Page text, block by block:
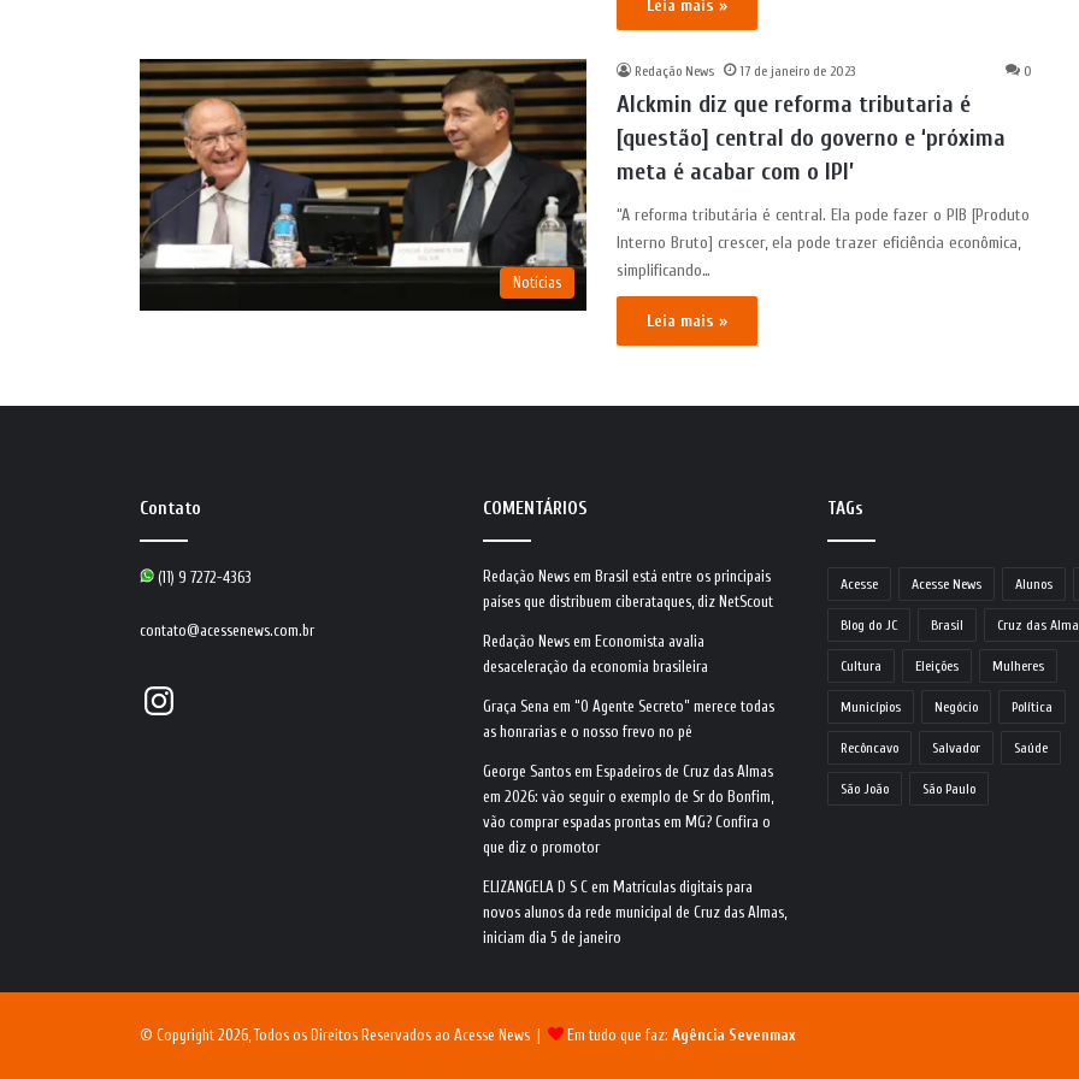
Leia mais »
Notícias
Redação News 17 de janeiro de 2023 0
Alckmin diz que reforma tributaria é
[questão] central do governo e ‘próxima
meta é acabar com o IPI’
“A reforma tributária é central. Ela pode fazer o PIB [Produto
Interno Bruto] crescer, ela pode trazer eficiência econômica,
simplificando…
Leia mais »
Contato
(11) 9 7272-4363
contato@acessenews.com.br
Instagram
COMENTÁRIOS
Redação News em Brasil está entre os principais
países que distribuem ciberataques, diz NetScout
Redação News em Economista avalia
desaceleração da economia brasileira
Graça Sena em“O Agente Secreto” merece todas
as honrarias e o nosso frevo no pé
George Santos em Espadeiros de Cruz das Almas
em 2026: vão seguir o exemplo de Sr do Bonfim,
vão comprar espadas prontas em MG? Confira o
que diz o promotor
ELIZANGELA D S C em Matrículas digitais para
novos alunos da rede municipal de Cruz das Almas,
iniciam dia 5 de janeiro
TAGs
Acesse Acesse News Alunos
Blog do JC Brasil Cruz das
Cultura Eleições Mulheres
Municípios Negócio Política
Recôncavo Salvador Saúde
São João São Paulo
© Copyright 2026, Todos os Direitos Reservados ao Acesse News | Em tudo que faz: Agência Sevenmax